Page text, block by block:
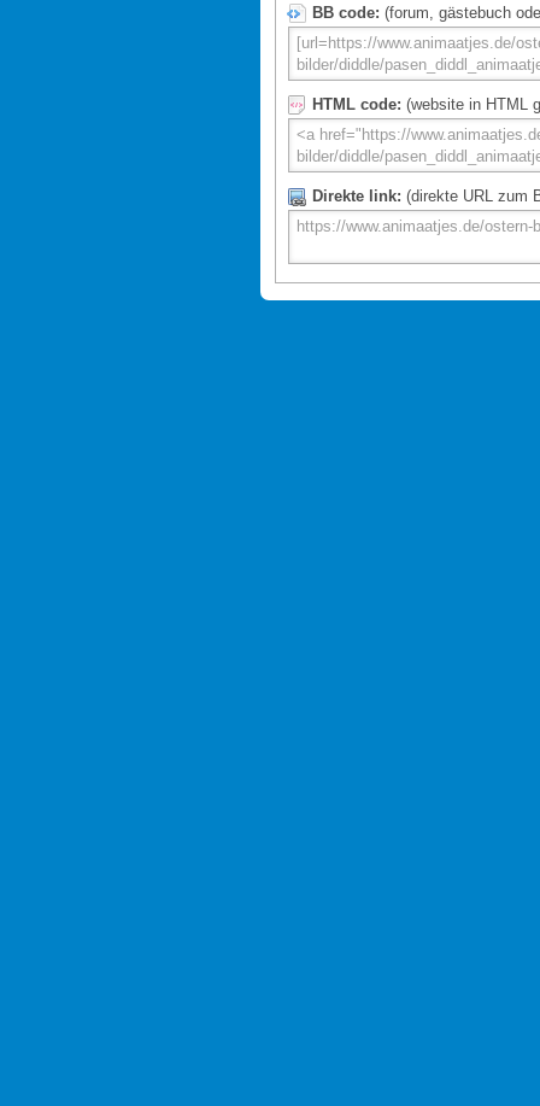
BB code: (forum, gästebuch
HTML code: (website in HTML
Direkte link: (direkte URL zum